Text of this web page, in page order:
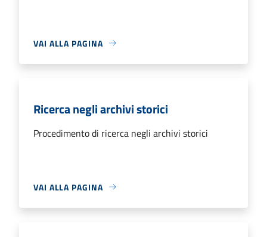
VAI ALLA PAGINA
Ricerca negli archivi storici
Procedimento di ricerca negli archivi storici
VAI ALLA PAGINA